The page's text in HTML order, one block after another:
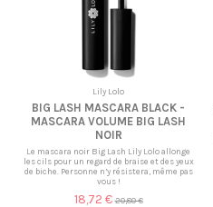
Lily Lolo
BIG LASH MASCARA BLACK -
MASCARA VOLUME BIG LASH
NOIR
Le mascara noir Big Lash Lily Lolo allonge
les cils pour un regard de braise et des yeux
de biche. Personne n’y résistera, même pas
vous !
18,72 € 20,80 €